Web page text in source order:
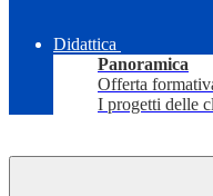
Didattica
Panoramica
Offerta
I progetti delle